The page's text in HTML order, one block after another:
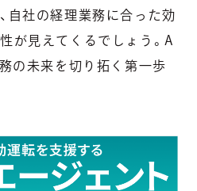
自社の経理業務に合った効
が見えてくるでしょう。A
の未来を切り拓く第一歩